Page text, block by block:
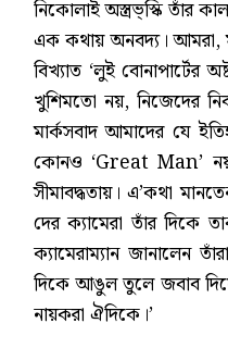
নিকোলাই অস্ত্রভ্‌স্কি তাঁর
এক কথায় অনবদ্য। আমরা,
বিখ্যাত ‘লুই বোনাপার্টের
খুশিমতো নয়, নিজেদের
মার্কসবাদ আমাদের যে
কোনও ‘Great Man’ নয়।
সীমাবদ্ধতায়। এ’কথা
দের ক্যামেরা তাঁর দিকে
ক্যামেরাম্যান জানালেন
দিকে আঙুল তুলে জবাব
নায়করা ঐদিকে।’